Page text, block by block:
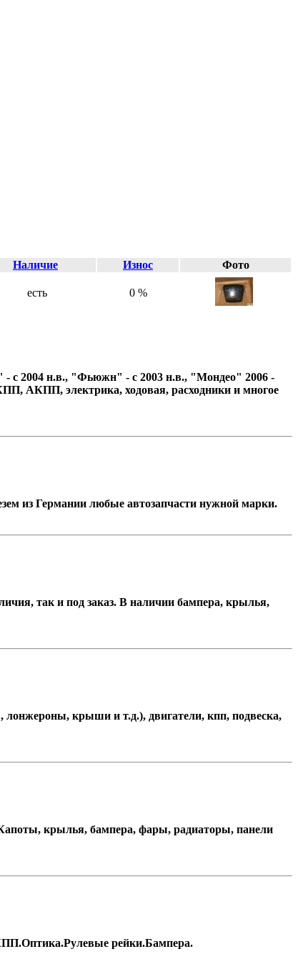
Наличие Износ
Фото
есть 0 %
- с 2004 н.в., "Фьюжн" - с 2003 н.в., "Мондео" 2006 -
АКПП, электрика, ходовая, расходники и многое
из Германии любые автозапчасти нужной марки.
так и под заказ. В наличии бампера, крылья,
лонжероны, крыши и т.д.), двигатели, кпп, подвеска,
крылья, бампера, фары, радиаторы, панели
рейки.Бампера.